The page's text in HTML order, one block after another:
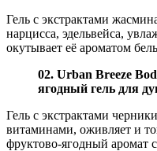
Гель с экстрактами
нарцисса, эдельвейса,
окутывает её ароматом
02. Urban Breeze
ягодный гель для
Гель с экстрактами
витаминами, оживляет и
фруктово-ягодный аромат